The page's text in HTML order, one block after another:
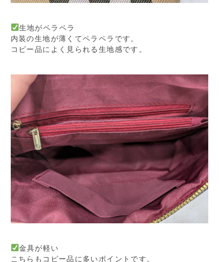
生地がペラペラ
内装の生地が薄くてペラペラです。
コピー品によく見られる生地感です。
金具が軽い
こちらもコピー品に多いポイントです。